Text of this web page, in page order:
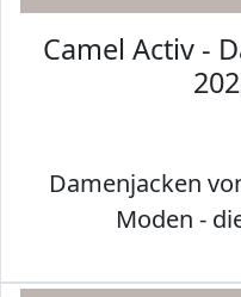
Camel Activ -
Damenjacken
Moden -